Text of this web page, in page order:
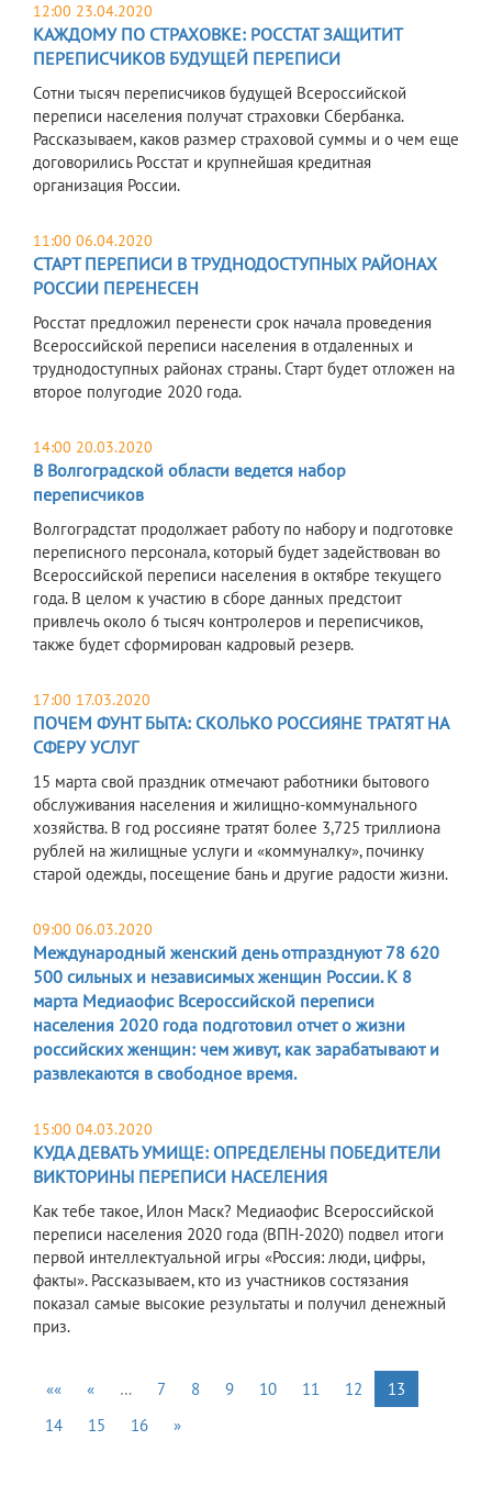
12:00 23.04.2020
КАЖДОМУ ПО СТРАХОВКЕ: РОССТАТ ЗАЩИТИТ
ПЕРЕПИСЧИКОВ БУДУЩЕЙ ПЕРЕПИСИ
Сотни тысяч переписчиков будущей Всероссийской
переписи населения получат страховки Сбербанка.
Рассказываем, каков размер страховой суммы и о чем еще
договорились Росстат и крупнейшая кредитная
организация России.
11:00 06.04.2020
СТАРТ ПЕРЕПИСИ В ТРУДНОДОСТУПНЫХ РАЙОНАХ
РОССИИ ПЕРЕНЕСЕН
Росстат предложил перенести срок начала проведения
Всероссийской переписи населения в отдаленных и
труднодоступных районах страны. Старт будет отложен на
второе полугодие 2020 года.
14:00 20.03.2020
В Волгоградской области ведется набор
переписчиков
Волгоградстат продолжает работу по набору и подготовке
переписного персонала, который будет задействован во
Всероссийской переписи населения в октябре текущего
года. В целом к участию в сборе данных предстоит
привлечь около 6 тысяч контролеров и переписчиков,
также будет сформирован кадровый резерв.
17:00 17.03.2020
ПОЧЕМ ФУНТ БЫТА: СКОЛЬКО РОССИЯНЕ ТРАТЯТ НА
СФЕРУ УСЛУГ
15 марта свой праздник отмечают работники бытового
обслуживания населения и жилищно-коммунального
хозяйства. В год россияне тратят более 3,725 триллиона
рублей на жилищные услуги и «коммуналку», починку
старой одежды, посещение бань и другие радости жизни.
09:00 06.03.2020
Международный женский день отпразднуют 78 620
500 сильных и независимых женщин России. К 8
марта Медиаофис Всероссийской переписи
населения 2020 года подготовил отчет о жизни
российских женщин: чем живут, как зарабатывают и
развлекаются в свободное время.
15:00 04.03.2020
КУДА ДЕВАТЬ УМИЩЕ: ОПРЕДЕЛЕНЫ ПОБЕДИТЕЛИ
ВИКТОРИНЫ ПЕРЕПИСИ НАСЕЛЕНИЯ
Как тебе такое, Илон Маск? Медиаофис Всероссийской
переписи населения 2020 года (ВПН-2020) подвел итоги
первой интеллектуальной игры «Россия: люди, цифры,
факты». Рассказываем, кто из участников состязания
показал самые высокие результаты и получил денежный
приз.
«« « … 7 8 9 10 11 12
13
14
15 16 »